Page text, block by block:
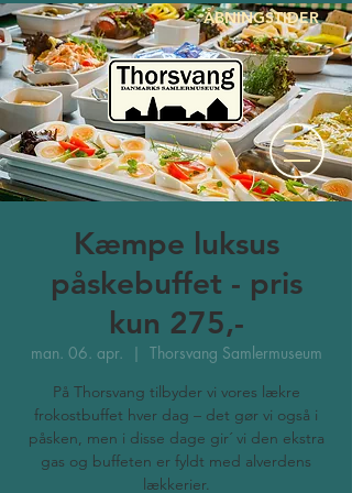
ÅBNINGSTIDER
Kæmpe luksus
påskebuffet - pris
kun 275,-
man. 06. apr.
  |
Thorsvang Samlermuseum
På Thorsvang tilbyder vi vores lækre
frokostbuffet hver dag – det gør vi også i
påsken, men i disse dage gir´ vi den ekstra
gas og buffeten er fyldt med alverdens
lækkerier.